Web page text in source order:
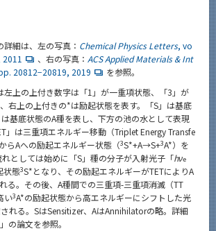
詳細は、左の写真： Chemical Physics Letters, vo
、右の写真： ACS Applied Materials & Int
20812−20819, 2019
を参照。
左上の上付き数字は「1」が一重項状態、「3」が
右上の上付きの*は励起状態を表す。「S」は基底
基底状態のA種を表し、下方の池の水として表現
」は三重項エネルギー移動（Triplet Energy Transfe
らAへの励起エネルギー状態（3S*+A→S+3A*）を
れとしては始めに「S」種の分子が入射光子「hνe
状態3S*となり、その励起エネルギーがTETによりA
る。その後、A種間での三重項-三重項消滅（TT
い3A*の励起状態から高エネルギーにシフトした光
れる。SはSensitizer、AはAnnihilatorの略。詳細
の論文を参照。